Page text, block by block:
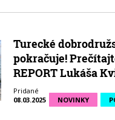
Turecké
pokračuje!
REPORT Lukáša
Pridané
08.03.2025
NOVINKY